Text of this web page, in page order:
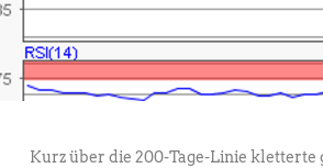
Kurz über die 200-Tage-Linie kletterte